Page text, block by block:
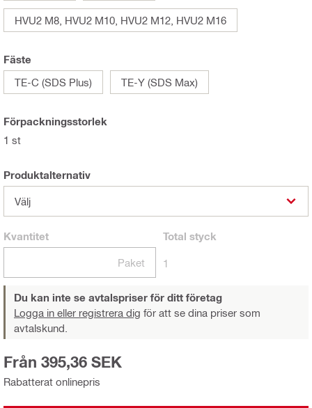
HVU2 M8, HVU2 M10, HVU2 M12, HVU2 M16
Fäste
TE-C (SDS Plus)
TE-Y (SDS Max)
Förpackningsstorlek
1 st
Produktalternativ
Välj
Kvantitet
Paket
Total styck
1
Du kan inte se avtalspriser för ditt företag
Logga in eller registrera dig för att se dina priser som
avtalskund.
Rabatterat onlinepris
Från 395,36 SEK